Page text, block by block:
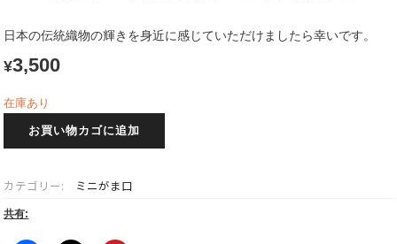
日本の伝統織物の輝きを身近に感じていただけましたら幸いです。
¥3,500
在庫あり
ミ
ニ
が
お買い物カゴに追加
カテゴリー: ミニがま口
共有: